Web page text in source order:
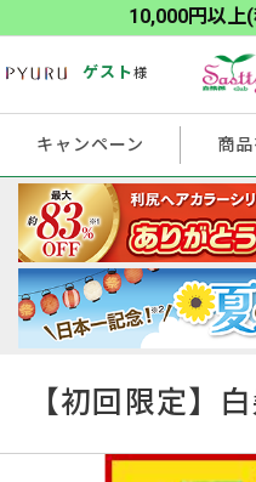
10,000円以上
ゲスト様
キャンペーン 商
【初回限定】